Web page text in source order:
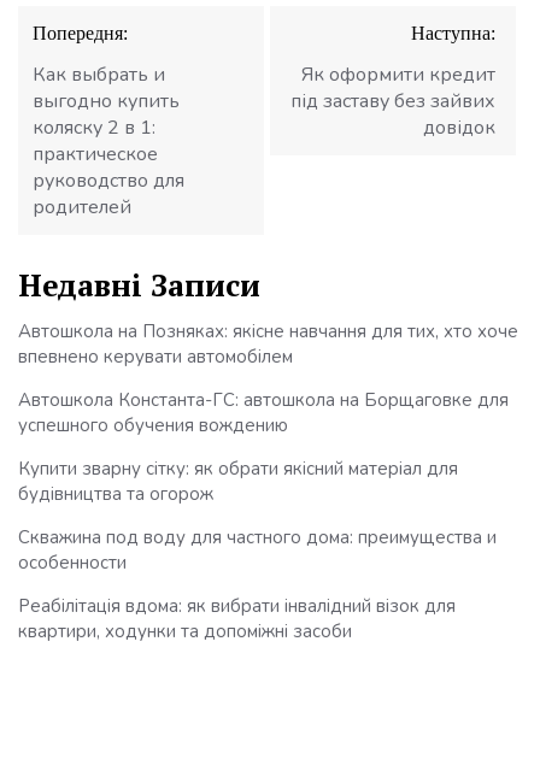
Навігація
записів
Попередня:
Как выбрать и
выгодно купить
коляску 2 в 1:
практическое
руководство для
родителей
Наступна:
Як оформити кредит
під заставу без зайвих
довідок
Недавні Записи
Автошкола на Позняках: якісне навчання для тих, хто хоче
впевнено керувати автомобілем
Автошкола Константа-ГС: автошкола на Борщаговке для
успешного обучения вождению
Купити зварну сітку: як обрати якісний матеріал для
будівництва та огорож
Скважина под воду для частного дома: преимущества и
особенности
Реабілітація вдома: як вибрати інвалідний візок для
квартири, ходунки та допоміжні засоби